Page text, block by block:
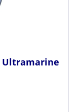
Ultramarine